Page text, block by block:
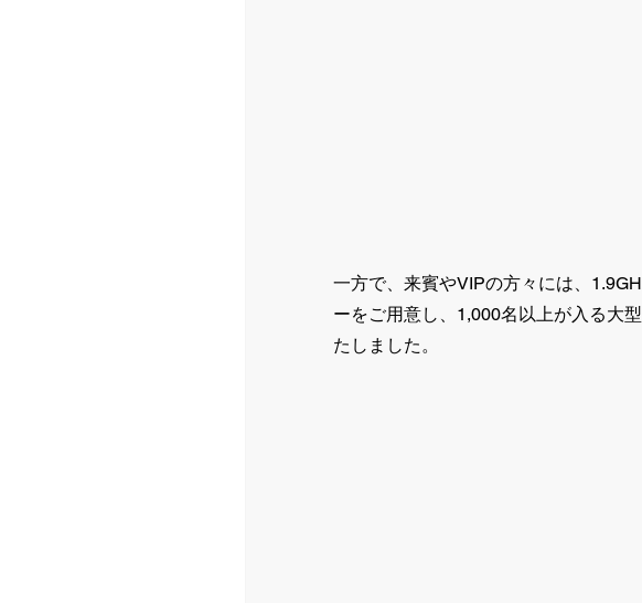
一方で、来賓やVIPの方々には、
ーをご用意し、1,000名以上が入る大
たしました。